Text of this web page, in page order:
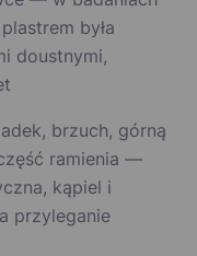
była
doustnymi,
brzuch, górną
ramienia —
kąpiel i
przyleganie